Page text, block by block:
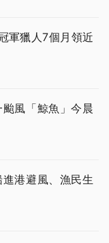
軍獵人7個月領近
風「鯨魚」今晨
港避風、漁民生